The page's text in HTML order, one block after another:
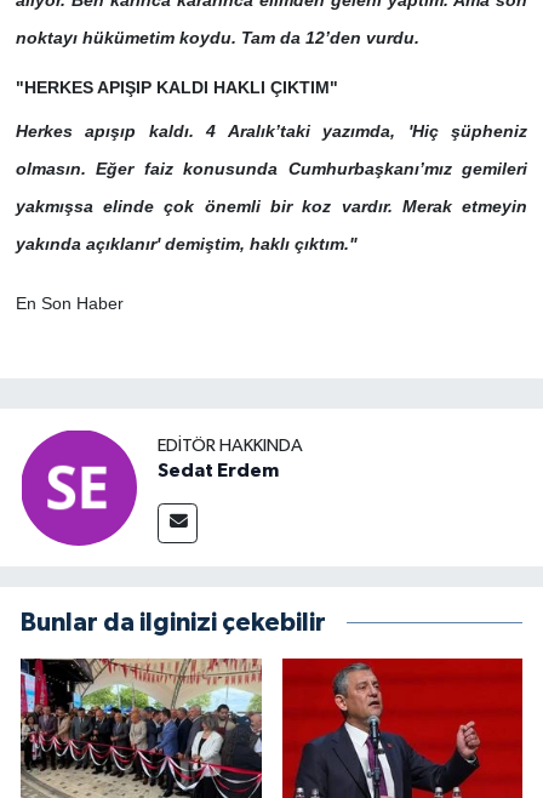
noktayı hükümetim koydu. Tam da 12’den vurdu.
"HERKES APIŞIP KALDI HAKLI ÇIKTIM"
Herkes apışıp kaldı. 4 Aralık’taki yazımda, 'Hiç şüpheniz
olmasın. Eğer faiz konusunda Cumhurbaşkanı’mız gemileri
yakmışsa elinde çok önemli bir koz vardır. Merak etmeyin
yakında açıklanır' demiştim, haklı çıktım."
En Son Haber
EDITÖR HAKKINDA
Sedat Erdem
Bunlar da ilginizi çekebilir